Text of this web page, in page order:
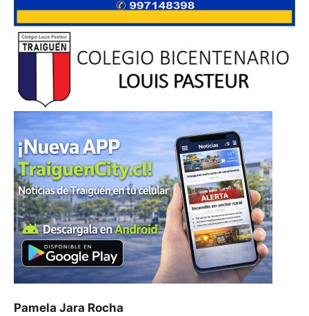
Pamela Jara Rocha